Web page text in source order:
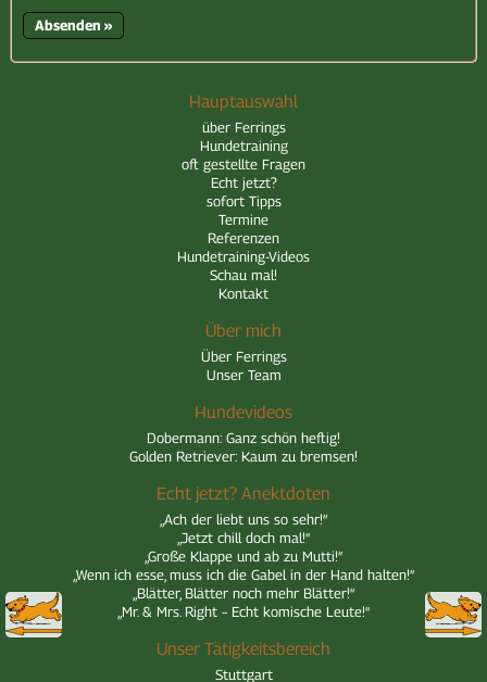
Hauptauswahl
über Ferrings
Hundetraining
oft gestellte Fragen
Echt jetzt?
sofort Tipps
Termine
Referenzen
Hundetraining-Videos
Schau mal!
Kontakt
Über mich
Über Ferrings
Unser Team
Hundevideos
Dobermann: Ganz schön heftig!
Golden Retriever: Kaum zu bremsen!
Echt jetzt? Anektdoten
„Ach der liebt uns so sehr!“
„Jetzt chill doch mal!“
„Große Klappe und ab zu Mutti!“
„Wenn ich esse, muss ich die Gabel in der Hand halten!“
„Blätter, Blätter noch mehr Blätter!“
„Mr. & Mrs. Right – Echt komische Leute!“
Unser Tätigkeitsbereich
Stuttgart